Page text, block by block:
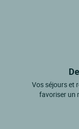
Vos séjours et
favoriser un